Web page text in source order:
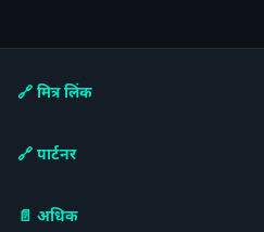
🔗 मित्र लिंक
🔗 पार्टनर
📄 अधिक